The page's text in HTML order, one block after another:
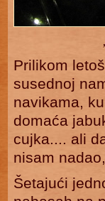
Prilikom
susednoj
navikama,
domaća
cujka.... ali
nisam
Šetajući